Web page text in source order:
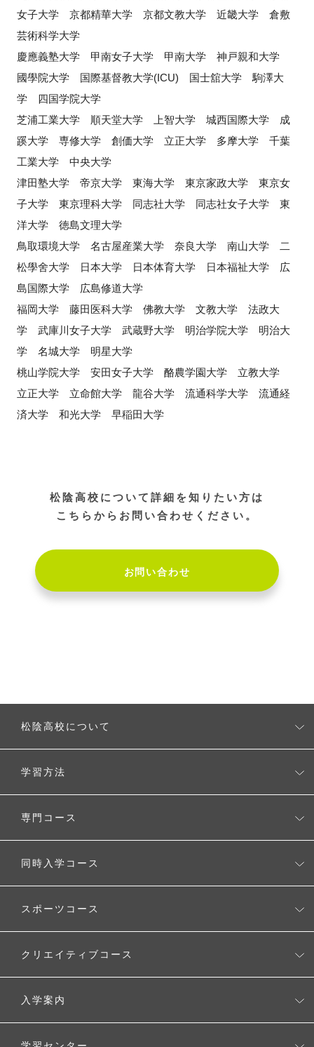
女子大学 京都精華大学 京都文教大学 近畿大学 倉敷
芸術科学大学
慶應義塾大学 甲南女子大学 甲南大学 神戸親和大学
國學院大学 国際基督教大学(ICU) 国士舘大学 駒澤大
学 四国学院大学
芝浦工業大学 順天堂大学 上智大学 城西国際大学 成
蹊大学 専修大学 創価大学 立正大学 多摩大学 千葉
工業大学 中央大学
津田塾大学 帝京大学 東海大学 東京家政大学 東京女
子大学 東京理科大学 同志社大学 同志社女子大学 東
洋大学 徳島文理大学
鳥取環境大学 名古屋産業大学 奈良大学 南山大学 二
松學舍大学 日本大学 日本体育大学 日本福祉大学 広
島国際大学 広島修道大学
福岡大学 藤田医科大学 佛教大学 文教大学 法政大
学 武庫川女子大学 武蔵野大学 明治学院大学 明治大
学 名城大学 明星大学
桃山学院大学 安田女子大学 酪農学園大学 立教大学
立正大学 立命館大学 龍谷大学 流通科学大学 流通経
済大学 和光大学 早稲田大学
松陰高校について詳細を知りたい方は
こちらからお問い合わせください。
お問い合わせ
松陰高校について
学習方法
自由に選べるスタディプラン
時間割例
専門コース
Voice Study コース
同時入学コース
スポーツコース
クリエイティブコース
入学案内